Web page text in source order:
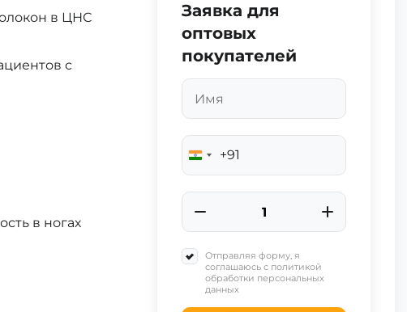
в ЦНС
с
в ногах
Заявка для
оптовых
покупателей
India
+91
+91
Отправляя форму, я
соглашаюсь с политикой
обработки персональных
данных